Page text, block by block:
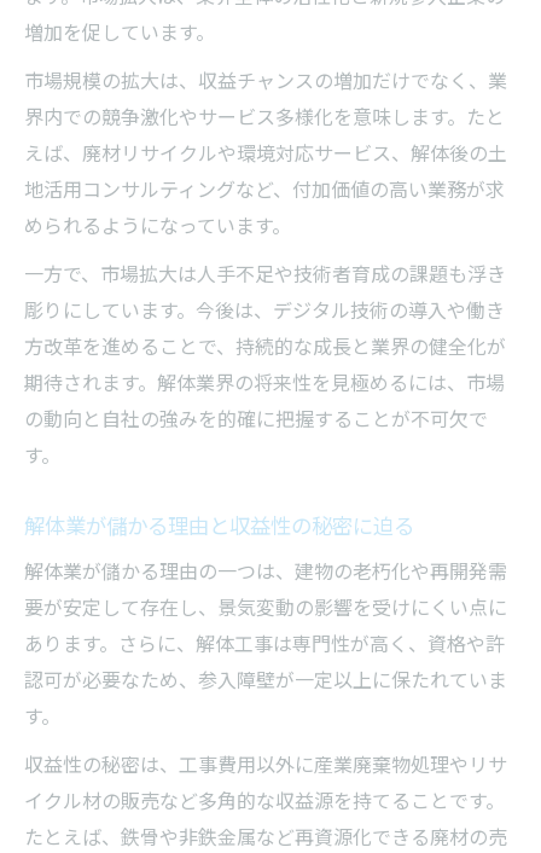
増加を促しています。
市場規模の拡大は、収益チャンスの増加だけでなく、業
界内での競争激化やサービス多様化を意味します。たと
えば、廃材リサイクルや環境対応サービス、解体後の土
地活用コンサルティングなど、付加価値の高い業務が求
められるようになっています。
一方で、市場拡大は人手不足や技術者育成の課題も浮き
彫りにしています。今後は、デジタル技術の導入や働き
方改革を進めることで、持続的な成長と業界の健全化が
期待されます。解体業界の将来性を見極めるには、市場
の動向と自社の強みを的確に把握することが不可欠で
す。
解体業が儲かる理由と収益性の秘密に迫る
解体業が儲かる理由の一つは、建物の老朽化や再開発需
要が安定して存在し、景気変動の影響を受けにくい点に
あります。さらに、解体工事は専門性が高く、資格や許
認可が必要なため、参入障壁が一定以上に保たれていま
す。
収益性の秘密は、工事費用以外に産業廃棄物処理やリサ
イクル材の販売など多角的な収益源を持てることです。
たとえば、鉄骨や非鉄金属など再資源化できる廃材の売